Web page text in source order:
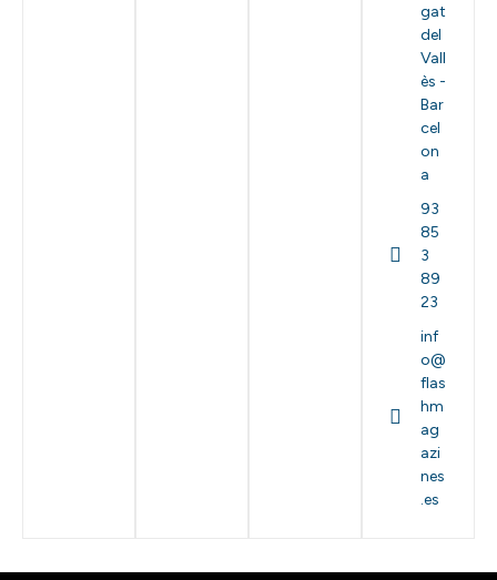
gat
del
Vall
ès -
Bar
cel
on
a
93
85
3
89
23
inf
o@
flas
hm
ag
azi
nes
.es